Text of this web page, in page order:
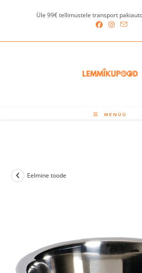
Üle 99€ tellimustele transport
MENÜÜ
Eelmine toode